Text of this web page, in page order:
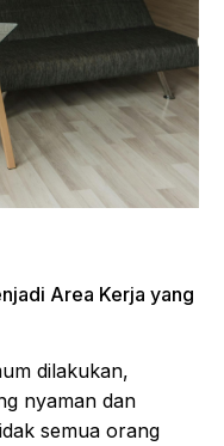
Area Kerja yang
dilakukan,
nyaman dan
semua orang